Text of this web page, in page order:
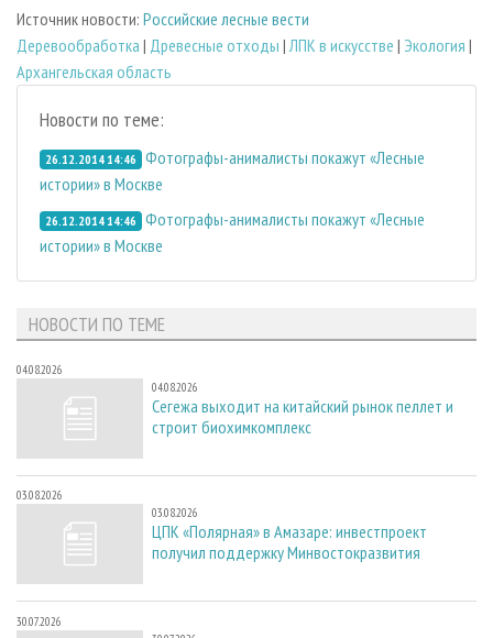
Источник новости: Российские лесные вести
Деревообработка | Древесные отходы |ЛПК в искусстве | Экология |
Архангельская область
Новости по теме:
26.12.2014 14:46 Фотографы-анималисты покажут «Лесные
истории» в Москве
26.12.2014 14:46 Фотографы-анималисты покажут «Лесные
истории» в Москве
НОВОСТИ ПО ТЕМЕ
04.08.2026
04.08.2026
Сегежа выходит на китайский рынок пеллет и
строит биохимкомплекс
03.08.2026
03.08.2026
ЦПК «Полярная» в Амазаре: инвестпроект
получил поддержку Минвостокразвития
30.07.2026